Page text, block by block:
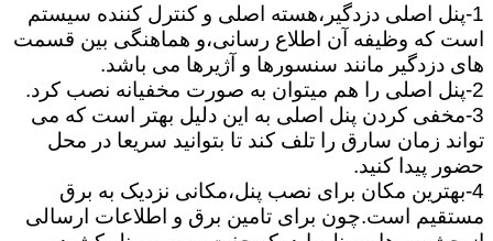
1-پنل اصلی دزدگیر،هسته اصلی و کنترل کننده سیستم
است که وظیفه آن اطلاع رسانی،و هماهنگی بین قسمت
های دزدگیر مانند سنسورها و آژیرها می باشد.
2-پنل اصلی را هم میتوان به صورت مخفیانه نصب کرد.
3-مخفی کردن پنل اصلی به این دلیل بهتر است که می
تواند زمان سارق را تلف کند تا بتوانید سریعا در محل
حضور پیدا کنید.
4-بهترین مکان برای نصب پنل،مکانی نزدیک به برق
مستقیم است.چون برای تامین برق و اطلاعات ارسالی